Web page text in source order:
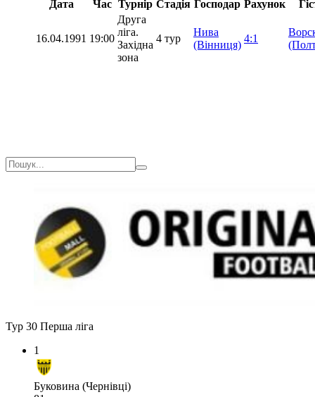
Дата Час Турнір Стадія Господар Рахунок
16.04.1991 19:00
Друга
ліга.
Західна
зона
4 тур
Нива
(Вінниця)
4:1
Тур 30 Перша ліга
1
Буковина (Чернівці)